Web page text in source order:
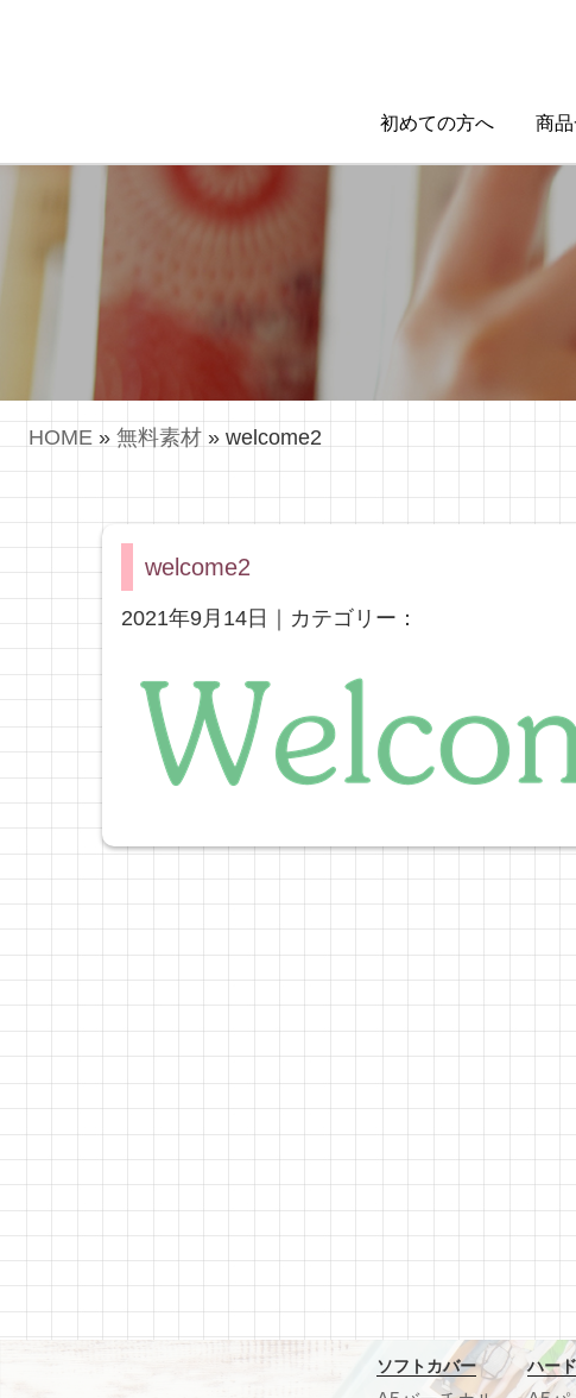
初めての方へ 商
HOME » 無料素材 » welcome2
welcome2
2021年9月14日｜カテゴリー：
ソフトカバー ハー